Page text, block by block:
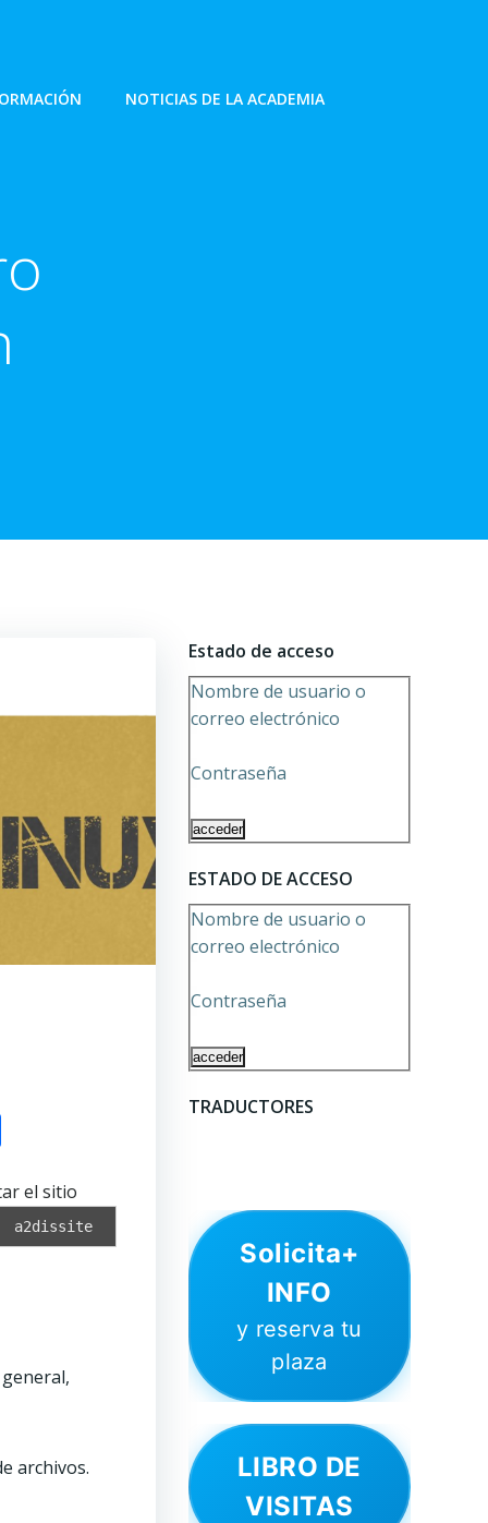
NOTICIAS DE LA ACADEMIA
el sitio
a2dissite
archivos.
Estado de acceso
Nombre de usuario o
correo electrónico
Contraseña
ESTADO DE ACCESO
Nombre de usuario o
correo electrónico
Contraseña
TRADUCTORES
Solicita+
INFO
y reserva tu
plaza
LIBRO DE
VISITAS